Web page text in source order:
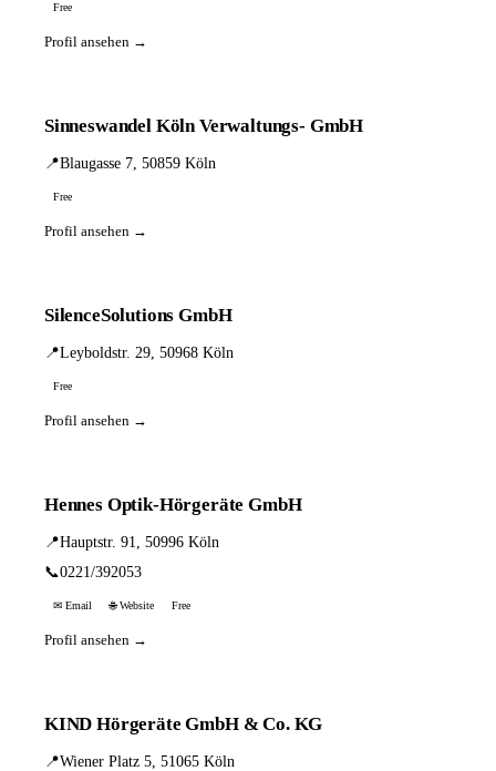
Free
Profil ansehen →
Sinneswandel Köln Verwaltungs- GmbH
📍Blaugasse 7, 50859 Köln
Free
Profil ansehen →
SilenceSolutions GmbH
📍Leyboldstr. 29, 50968 Köln
Free
Profil ansehen →
Hennes Optik-Hörgeräte GmbH
📍Hauptstr. 91, 50996 Köln
📞0221/392053
✉ Email 🌐 Website Free
Profil ansehen →
KIND Hörgeräte GmbH & Co. KG
📍Wiener Platz 5, 51065 Köln